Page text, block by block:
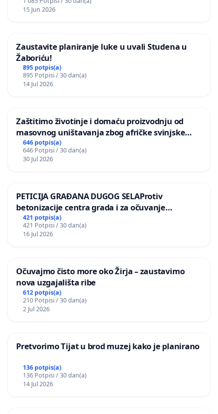
15 Jun 2026
Zaustavite planiranje luke u uvali Studena u
Žaboriću!
895 potpis(a)
895 Potpisi / 30 dan(a)
14 Jul 2026
Zaštitimo životinje i domaću proizvodnju od
masovnog uništavanja zbog afričke svinjske
kuge
646 potpis(a)
646 Potpisi / 30 dan(a)
30 Jul 2026
PETICIJA GRAĐANA DUGOG SELAProtiv
betonizacije centra grada i za očuvanje
postojećih zelenih površina i odraslih stabala pri
donošenju izmjena urbanističkog plana
421 potpis(a)
421 Potpisi / 30 dan(a)
16 Jul 2026
Očuvajmo čisto more oko Žirja – zaustavimo
nova uzgajališta ribe
612 potpis(a)
210 Potpisi / 30 dan(a)
2 Jul 2026
Pretvorimo Tijat u brod muzej kako je planirano
136 potpis(a)
136 Potpisi / 30 dan(a)
14 Jul 2026